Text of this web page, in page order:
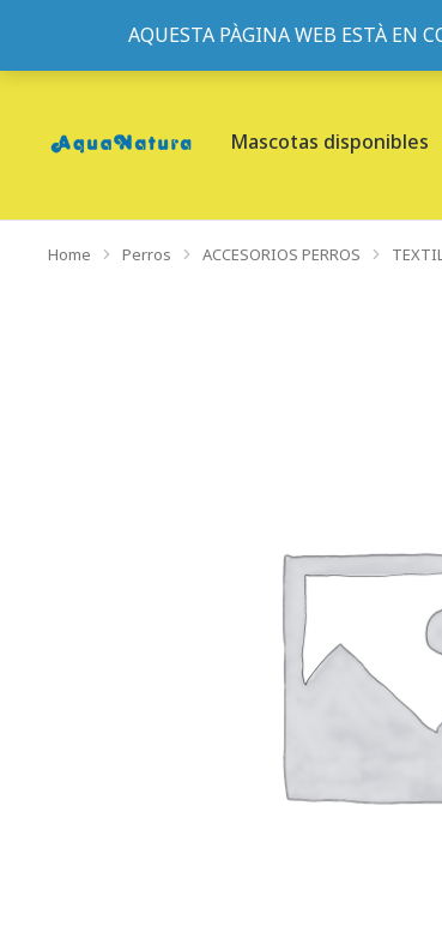
AQUESTA PÀGINA WEB ESTÀ EN
933095977-933152057-933103463- C/ de
Mascotas disponibles
You are here:
Home Perros ACCESORIOS PERROS